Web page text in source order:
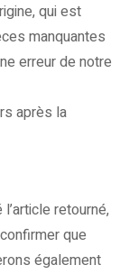
qui est
manquantes
erreur de notre
après la
retourné,
que
également